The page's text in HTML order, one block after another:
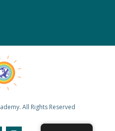
All Rights Reserved